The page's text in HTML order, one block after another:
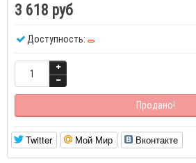
3 618 руб
Доступность:
Продано!
Twitter Мой Мир Вконтакте